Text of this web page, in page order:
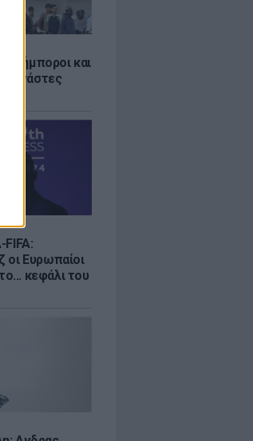
ανήμποροι και
FIFA:
οι Ευρωπαίοι
κεφάλι του